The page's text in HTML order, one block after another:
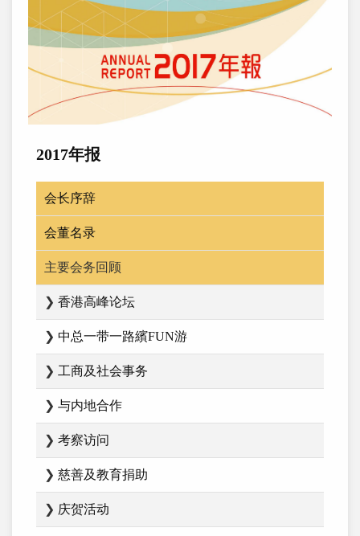
2017年报
会长序辞
会董名录
主要会务回顾
❯ 香港高峰论坛
❯ 中总一带一路繽FUN游
❯ 工商及社会事务
❯ 与内地合作
❯ 考察访问
❯ 慈善及教育捐助
❯ 庆贺活动